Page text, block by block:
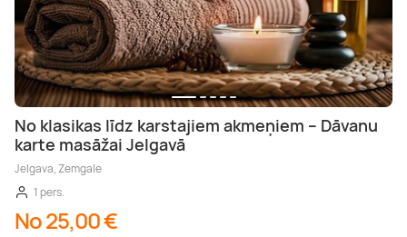
No klasikas līdz karstajiem akmeņiem – Dāvanu
karte masāžai Jelgavā
Jelgava, Zemgale
1 pers.
No 25,00 €